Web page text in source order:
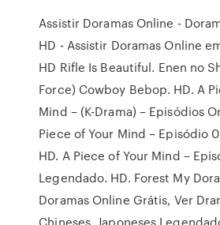
Assistir Doramas Online -
HD - Assistir Doramas Online
HD Rifle Is Beautiful. Enen no
Force) Cowboy Bebop. HD. A
Mind – (K-Drama) – Episódios
Piece of Your Mind – Episódio
HD. A Piece of Your Mind –
Legendado. HD. Forest My
Doramas Online Grátis, Ver
Chineses, Japoneses